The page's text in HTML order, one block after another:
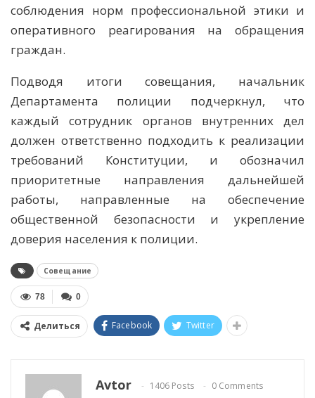
соблюдения норм профессиональной этики и
оперативного реагирования на обращения
граждан.
Подводя итоги совещания, начальник
Департамента полиции подчеркнул, что
каждый сотрудник органов внутренних дел
должен ответственно подходить к реализации
требований Конституции, и обозначил
приоритетные направления дальнейшей
работы, направленные на обеспечение
общественной безопасности и укрепление
доверия населения к полиции.
Совещание
0
78
Делиться Facebook Twitter
Avtor 1406 Posts 0 Comments